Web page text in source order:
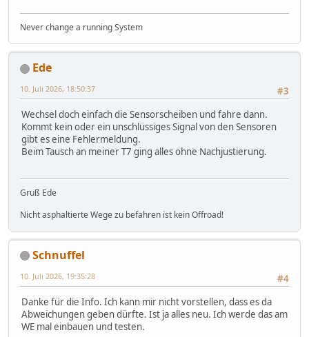
Never change a running System
Ede
#3
10. Juli 2026, 18:50:37
Wechsel doch einfach die Sensorscheiben und fahre dann.
Kommt kein oder ein unschlüssiges Signal von den Sensoren
gibt es eine Fehlermeldung.
Beim Tausch an meiner T7 ging alles ohne Nachjustierung.
Gruß Ede
Nicht asphaltierte Wege zu befahren ist kein Offroad!
Schnuffel
#4
10. Juli 2026, 19:35:28
Danke für die Info. Ich kann mir nicht vorstellen, dass es da
Abweichungen geben dürfte. Ist ja alles neu. Ich werde das am
WE mal einbauen und testen.